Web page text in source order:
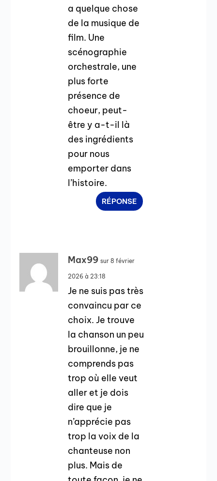
a quelque chose
de la musique de
film. Une
scénographie
orchestrale, une
plus forte
présence de
choeur, peut-
être y a-t-il là
des ingrédients
pour nous
emporter dans
l’histoire.
RÉPONSE
Max99 sur 8 février
2026 à 23:18
Je ne suis pas très
convaincu par ce
choix. Je trouve
la chanson un peu
brouillonne, je ne
comprends pas
trop où elle veut
aller et je dois
dire que je
n’apprécie pas
trop la voix de la
chanteuse non
plus. Mais de